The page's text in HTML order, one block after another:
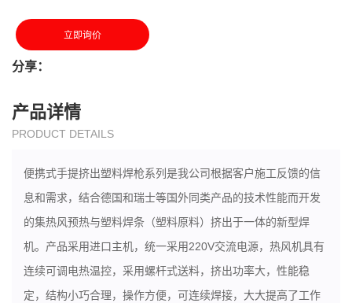
立即询价
分享：
产品详情
PRODUCT DETAILS
便携式手提挤出塑料焊枪系列是我公司根据客户施工反馈的信
息和需求，结合德国和瑞士等国外同类产品的技术性能而开发
的集热风预热与塑料焊条（塑料原料）挤出于一体的新型焊
机。产品采用进口主机，统一采用220V交流电源，热风机具有
连续可调电热温控，采用螺杆式送料，挤出功率大，性能稳
定，结构小巧合理，操作方便，可连续焊接，大大提高了工作